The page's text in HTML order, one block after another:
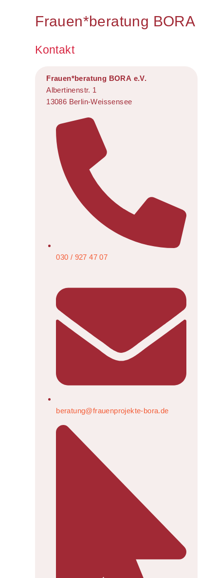
Frauen*beratung BORA
Kontakt
Frauen*beratung BORA e.V.
Albertinenstr. 1
13086 Berlin-Weissensee
030 / 927 47 07
beratung@frauenprojekte-bora.de